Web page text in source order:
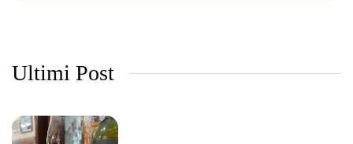
Ultimi Post